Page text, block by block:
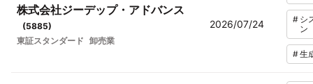
株式会社ジーデップ・アドバンス
(5885)
東証スタンダード 卸売業
2026/07/24 # シ
ン
#生